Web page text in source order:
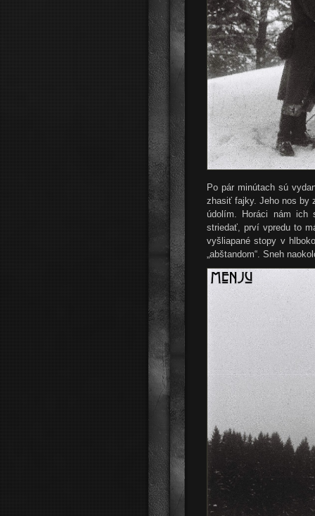
Po pár minútach sú
zhasiť fajky. Jeho nos by
údolím. Horáci nám ich
striedať, prví vpredu to
vyšliapané stopy v
„abštandom“. Sneh